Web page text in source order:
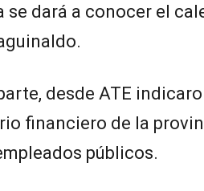
se dará a conocer el
desde ATE
financiero de la
públicos.